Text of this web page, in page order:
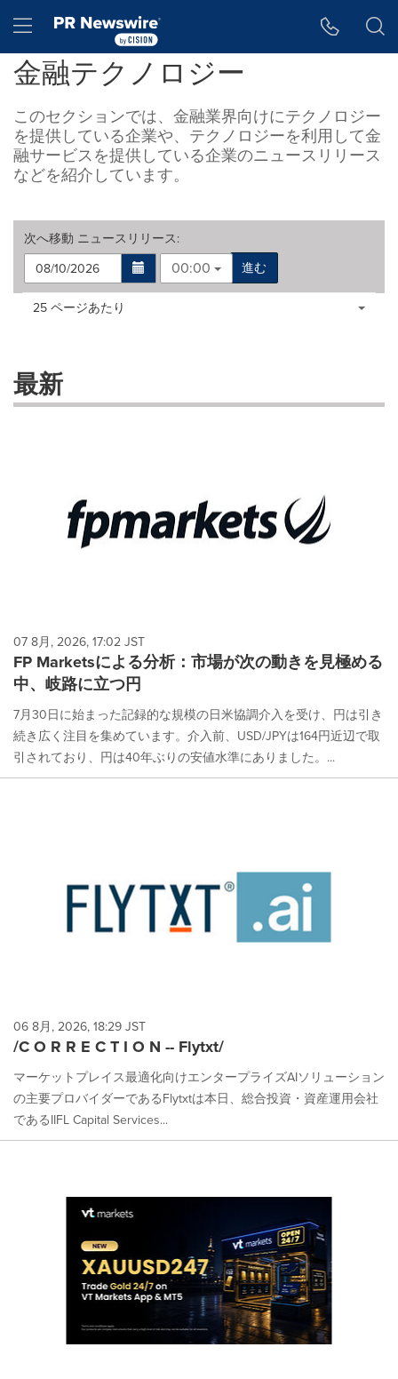
Hamburger menu
金融テクノロジー
このセクションでは、金融業界向けにテクノロジー
を提供している企業や、テクノロジーを利用して金
融サービスを提供している企業のニュースリリース
などを紹介しています。
次へ移動 ニュースリリース:
00:00
進む
Making
these
dropdown
will
each
option
is
selected.
Items per page:
25 ページあたり
最新
07 8月, 2026, 17:02 JST
FP Marketsによる分析：市場が次の動きを見極める
中、岐路に立つ円
7月30日に始まった記録的な規模の日米協調介入を受け、円は引き
続き広く注目を集めています。介入前、USD/JPYは164円近辺で取
引されており、円は40年ぶりの安値水準にありました。...
06 8月, 2026, 18:29 JST
/C O R R E C T I O N -- Flytxt/
マーケットプレイス最適化向けエンタープライズAIソリューション
の主要プロバイダーであるFlytxtは本日、総合投資・資産運用会社
であるIIFL Capital Services...